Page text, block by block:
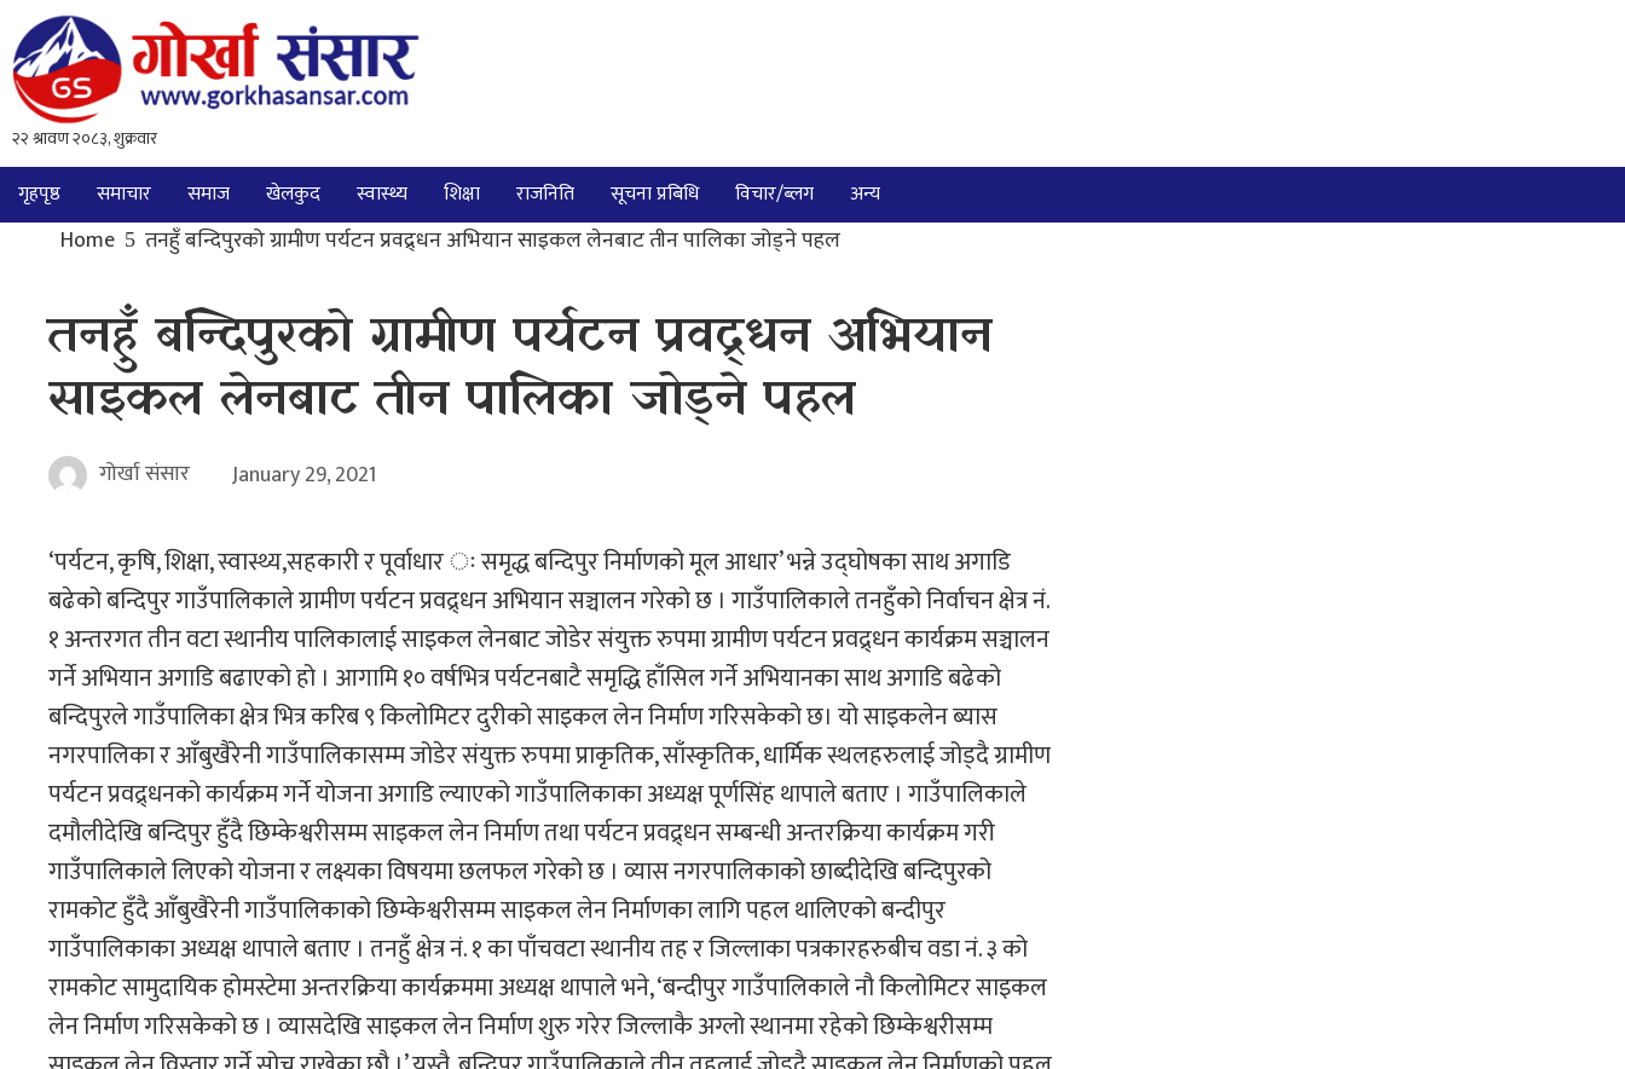
गृहपृष्ठ समाचार समाज खेलकुद स्वास्थ्य शिक्षा राजनिति सूचना प्रबिधि विचार/ब्लग अन्य
Home तनहुँ बन्दिपुरको ग्रामीण पर्यटन प्रवद्र्धन अभियान साइकल लेनबाट तीन पालिका जोड्ने पहल
तनहुँ बन्दिपुरको ग्रामीण पर्यटन प्रवद्र्धन अभियान
साइकल लेनबाट तीन पालिका जोड्ने पहल
गोर्खा संसार January 29, 2021
‘पर्यटन, कृषि, शिक्षा, स्वास्थ्य,सहकारी र पूर्वाधार ः समृद्ध बन्दिपुर निर्माणको मूल आधार’ भन्ने उद्घोषका साथ अगाडि
बढेको बन्दिपुर गाउँपालिकाले ग्रामीण पर्यटन प्रवद्र्धन अभियान सञ्चालन गरेको छ । गाउँपालिकाले तनहुँको निर्वाचन क्षेत्र नं.
१ अन्तरगत तीन वटा स्थानीय पालिकालाई साइकल लेनबाट जोडेर संयुक्त रुपमा ग्रामीण पर्यटन प्रवद्र्धन कार्यक्रम सञ्चालन
गर्ने अभियान अगाडि बढाएको हो । आगामि १० वर्षभित्र पर्यटनबाटै समृद्धि हाँसिल गर्ने अभियानका साथ अगाडि बढेको
बन्दिपुरले गाउँपालिका क्षेत्र भित्र करिब ९ किलोमिटर दुरीको साइकल लेन निर्माण गरिसकेको छ। यो साइकलेन ब्यास
नगरपालिका र आँबुखैरेनी गाउँपालिकासम्म जोडेर संयुक्त रुपमा प्राकृतिक, साँस्कृतिक, धार्मिक स्थलहरुलाई जोड्दै ग्रामीण
पर्यटन प्रवद्र्धनको कार्यक्रम गर्ने योजना अगाडि ल्याएको गाउँपालिकाका अध्यक्ष पूर्णसिंह थापाले बताए । गाउँपालिकाले
दमौलीदेखि बन्दिपुर हुँदै छिम्केश्वरीसम्म साइकल लेन निर्माण तथा पर्यटन प्रवद्र्धन सम्बन्धी अन्तरक्रिया कार्यक्रम गरी
गाउँपालिकाले लिएको योजना र लक्ष्यका विषयमा छलफल गरेको छ । व्यास नगरपालिकाको छाब्दीदेखि बन्दिपुरको
रामकोट हुँदै आँबुखैरेनी गाउँपालिकाको छिम्केश्वरीसम्म साइकल लेन निर्माणका लागि पहल थालिएको बन्दीपुर
गाउँपालिकाका अध्यक्ष थापाले बताए । तनहुँ क्षेत्र नं. १ का पाँचवटा स्थानीय तह र जिल्लाका पत्रकारहरुबीच वडा नं. ३ को
रामकोट सामुदायिक होमस्टेमा अन्तरक्रिया कार्यक्रममा अध्यक्ष थापाले भने, ‘बन्दीपुर गाउँपालिकाले नौ किलोमिटर साइकल
लेन निर्माण गरिसकेको छ । व्यासदेखि साइकल लेन निर्माण शुरु गरेर जिल्लाकै अग्लो स्थानमा रहेको छिम्केश्वरीसम्म